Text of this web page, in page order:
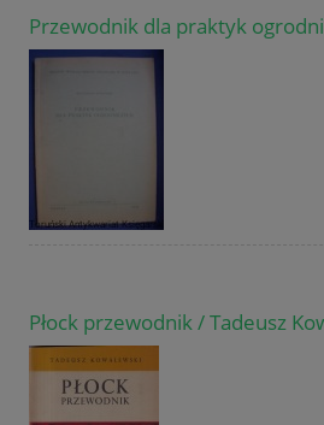
Przewodnik dla praktyk
Płock przewodnik / Tadeusz